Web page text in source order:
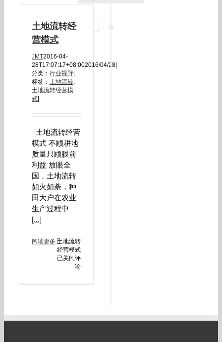
土地流转经
营模式
JMT2016-04-
28T17:07:17+08:002016/04/28|
分类： 行业视野|
标签： 土地流转
土地流转经营模
式|
土地流转经营
模式 不顾耕地
质量只顾眼前
利益 放眼全
国，土地流转
如火如荼，种
田大户在农业
生产过程中
[...]
阅读更多 土地流转
经营模式
已关闭评
论